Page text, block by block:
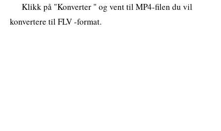
Klikk på "Konverter " og vent til MP4-filen du vil
konvertere til FLV -format.